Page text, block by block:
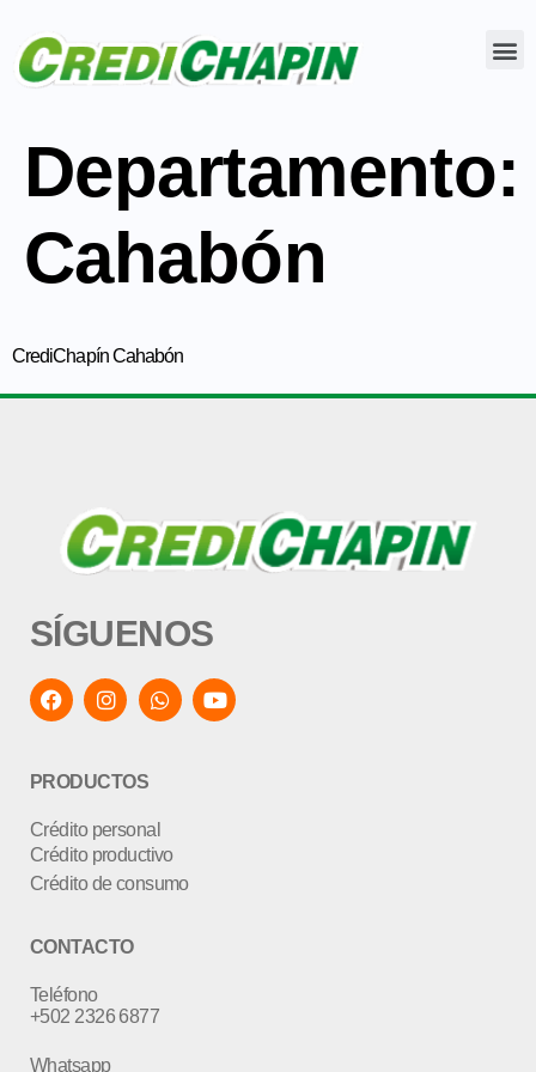
Departamento:
Cahabón
CrediChapín Cahabón
SÍGUENOS
PRODUCTOS
Crédito personal
Crédito productivo
Crédito de consumo
CONTACTO
Teléfono
+502 2326 6877
Whatsapp